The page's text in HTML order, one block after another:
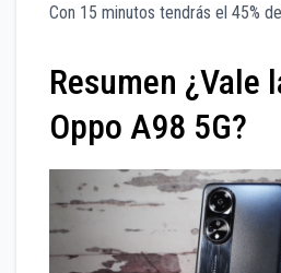
Con 15 minutos tendrás el 45%
Resumen ¿Vale
Oppo A98 5G?